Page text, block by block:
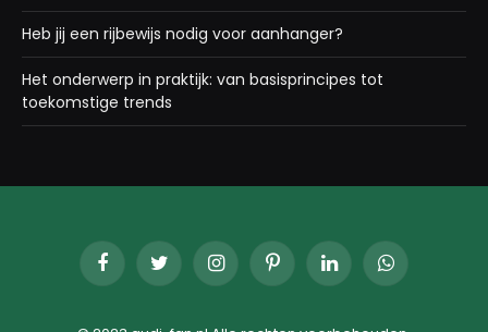
Heb jij een rijbewijs nodig voor aanhanger?
Het onderwerp in praktijk: van basisprincipes tot
toekomstige trends
FacebookTwitter InstagramPinterestLinkedInWhatsApp